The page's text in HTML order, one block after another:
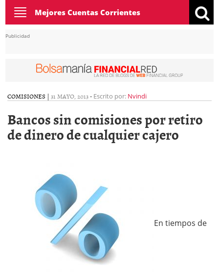
Toggle
navigation
Mejores Cuentas Corrientes
Publicidad
COMISIONES | 31 MAYO, 2013- Escrito por: Nvindi
Bancos sin comisiones por retiro
de dinero de cualquier cajero
En tiempos de